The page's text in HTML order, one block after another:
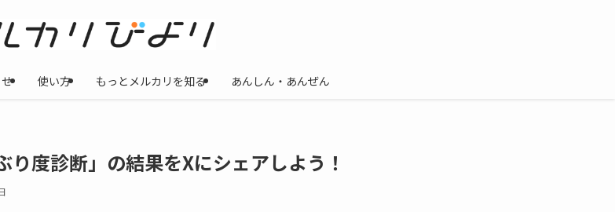
使い方 もっとメルカリを知る あんしん・あんぜん
度診断」の結果をXにシェアしよう！